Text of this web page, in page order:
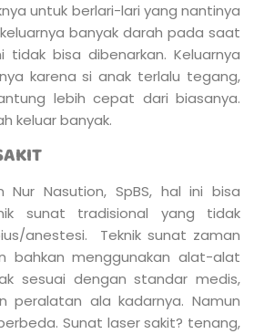
untuk berlari-lari yang nantinya
banyak darah pada saat
tidak bisa dibenarkan. Keluarnya
karena si anak terlalu tegang,
lebih cepat dari biasanya.
keluar banyak.
Nur Nasution, SpBS, hal ini bisa
sunat tradisional yang tidak
anestesi. Teknik sunat zaman
bahkan menggunakan alat-alat
sesuai dengan standar medis,
peralatan ala kadarnya. Namun
Sunat laser sakit? tenang,